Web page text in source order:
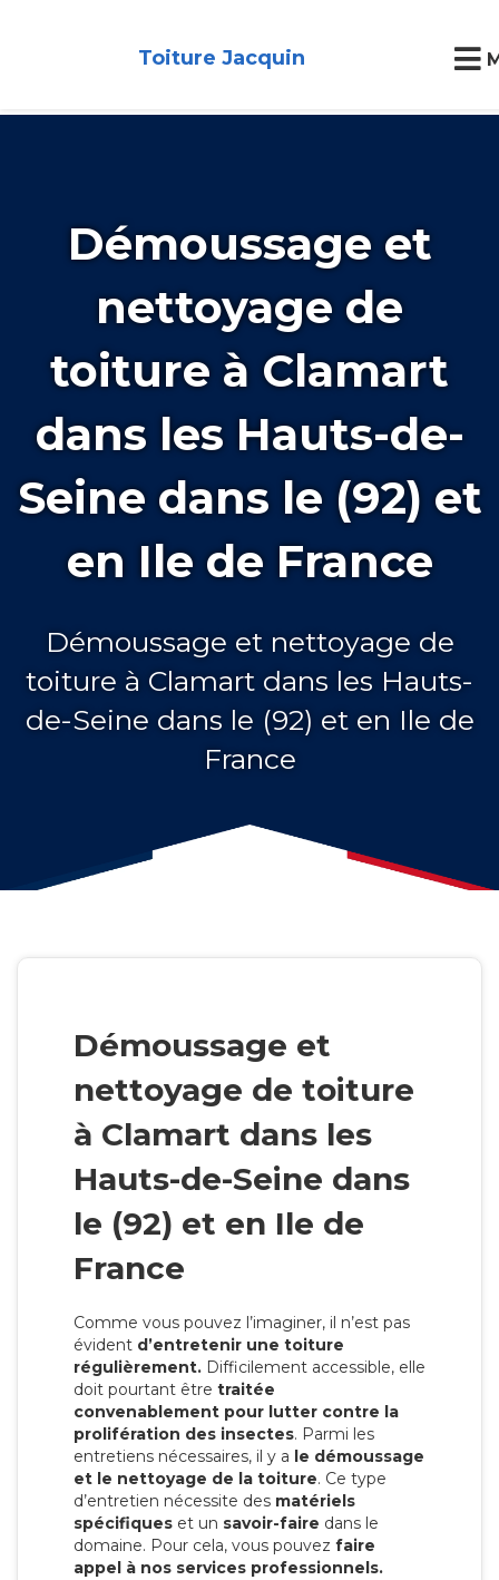
Toiture Jacquin
Démoussage et
nettoyage de
toiture à Clamart
dans les Hauts-de-
Seine dans le (92) et
en Ile de France
Démoussage et nettoyage de
toiture à Clamart dans les Hauts-
de-Seine dans le (92) et en Ile de
France
Démoussage et
nettoyage de toiture
à Clamart dans les
Hauts-de-Seine dans
le (92) et en Ile de
France
Comme vous pouvez l’imaginer, il n’est pas
évident d’entretenir une toiture
régulièrement. Difficilement accessible, elle
doit pourtant être traitée
convenablement pour lutter contre la
prolifération des insectes. Parmi les
entretiens nécessaires, il y a le démoussage
et le nettoyage de la toiture. Ce type
d’entretien nécessite des matériels
spécifiques et un savoir-faire dans le
domaine. Pour cela, vous pouvez faire
appel à nos services professionnels.